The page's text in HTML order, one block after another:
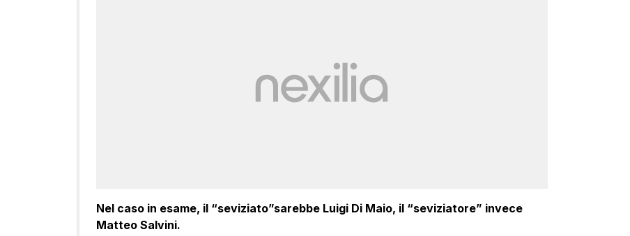
Nel caso in esame, il “seviziato”sarebbe Luigi Di Maio, il “seviziatore” invece
Matteo Salvini.